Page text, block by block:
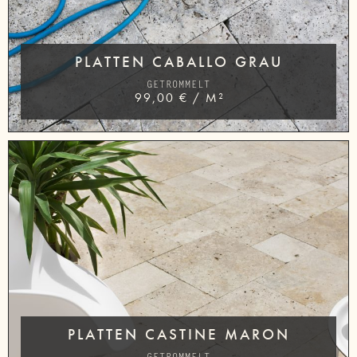
PLATTEN CABALLO GRAU
GETROMMELT
99,00€ / M²
PLATTEN CASTINE MARON